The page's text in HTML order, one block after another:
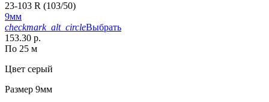
23-103 R (103/50)
9мм
checkmark_alt_circleВыбрать
153.30 р.
По 25 м
Цвет серый
Размер 9мм